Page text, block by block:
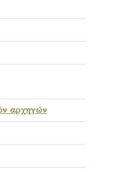
αρχηγών